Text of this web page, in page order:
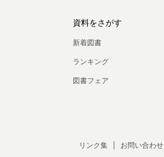
資料をさがす
新着図書
ランキング
図書フェア
リンク集 お問い合わせ